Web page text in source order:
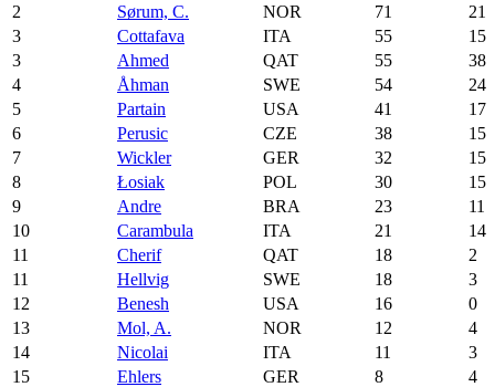
2
Sørum, C. NOR 71
21
3
Cottafava ITA 55
15
3
Ahmed QAT 55
38
4
Åhman SWE 54
24
5
Partain USA 41
17
6
Perusic CZE 38
15
7
Wickler GER 32
15
8
Łosiak POL 30
15
9
Andre BRA 23
11
10
Carambula ITA 21
14
11
Cherif QAT 18
2
11
Hellvig SWE 18
3
12
Benesh USA 16
0
13
Mol, A. NOR 12
4
14
Nicolai ITA 11
3
15
Ehlers GER 8
4